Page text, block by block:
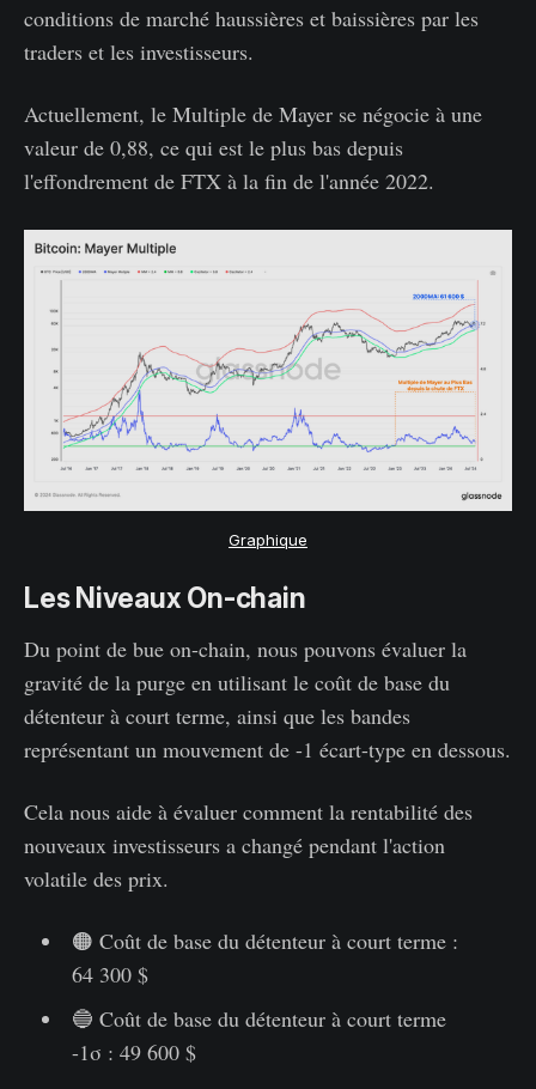
conditions de marché haussières et baissières par les
traders et les investisseurs.
Actuellement, le Multiple de Mayer se négocie à une
valeur de 0,88, ce qui est le plus bas depuis
l'effondrement de FTX à la fin de l'année 2022.
Graphique
Les Niveaux On-chain
Du point de bue on-chain, nous pouvons évaluer la
gravité de la purge en utilisant le coût de base du
détenteur à court terme, ainsi que les bandes
représentant un mouvement de -1 écart-type en dessous.
Cela nous aide à évaluer comment la rentabilité des
nouveaux investisseurs a changé pendant l'action
volatile des prix.
🟠 Coût de base du détenteur à court terme :
64 300 $
🔵 Coût de base du détenteur à court terme
-1σ : 49 600 $